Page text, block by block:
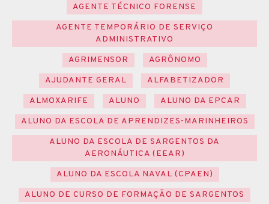
AGENTE TÉCNICO FORENSE
AGENTE TEMPORÁRIO DE SERVIÇO
ADMINISTRATIVO
AGRIMENSOR
AGRÔNOMO
AJUDANTE GERAL
ALFABETIZADOR
ALMOXARIFE
ALUNO
ALUNO DA EPCAR
ALUNO DA ESCOLA DE APRENDIZES-MARINHEIROS
ALUNO DA ESCOLA DE SARGENTOS DA
AERONÁUTICA (EEAR)
ALUNO DA ESCOLA NAVAL (CPAEN)
ALUNO DE CURSO DE FORMAÇÃO DE SARGENTOS